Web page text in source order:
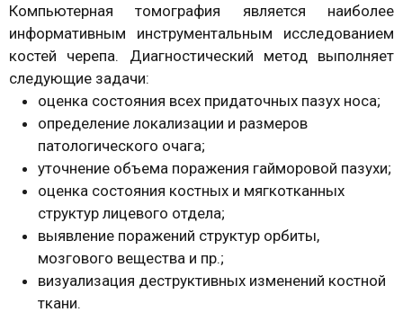
Компьютерная томография является наиболее
информативным инструментальным исследованием
костей черепа. Диагностический метод выполняет
следующие задачи:
оценка состояния всех придаточных пазух носа;
определение локализации и размеров
патологического очага;
уточнение объема поражения гайморовой пазухи;
оценка состояния костных и мягкотканных
структур лицевого отдела;
выявление поражений структур орбиты,
мозгового вещества и пр.;
визуализация деструктивных изменений костной
ткани.